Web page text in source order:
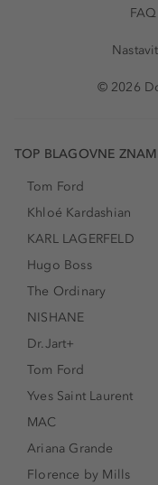
© 2026
TOP BLAGOVNE
Tom Ford
Khloé Kardashian
KARL LAGERFELD
Hugo Boss
The Ordinary
NISHANE
Dr.Jart+
Tom Ford
Yves Saint Laurent
MAC
Ariana Grande
Florence by Mills